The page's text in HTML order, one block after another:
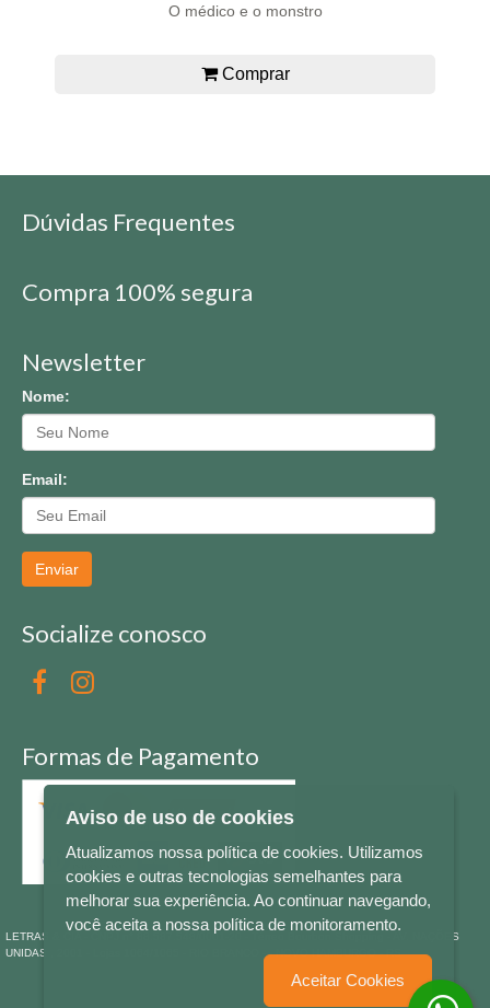
O médico e o monstro
Comprar
Dúvidas Frequentes
Compra 100% segura
Newsletter
Nome:
Email:
Enviar
Socialize conosco
Formas de Pagamento
LETRAS & CIA - CNPJ n° 88.587.548/0001-20 - Térreo Bourbon Shopping - AV. NAÇÕES
UNIDAS , 2001 - Lojas 1064/1065 - RIO BRANCO - - NOVO HAMBURGO - RS
Aviso de uso de cookies
Atualizamos nossa política de cookies. Utilizamos
cookies e outras tecnologias semelhantes para
melhorar sua experiência. Ao continuar navegando,
você aceita a nossa política de monitoramento.
Aceitar Cookies